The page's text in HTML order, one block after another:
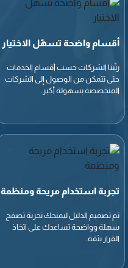
أقسام واضحة تسهّل الاختيار
رتّبنا الشركات حسب أقسام الخدمات
حتى تتمكن من الوصول إلى الشركات
المتخصصة بسهولة أكبر.
تجربة استخدام مريحة ومنظمة
تم تصميم الدليل ليمنحك تجربة تصفح
سهلة وواضحة تساعدك على اتخاذ
القرار بثقة.